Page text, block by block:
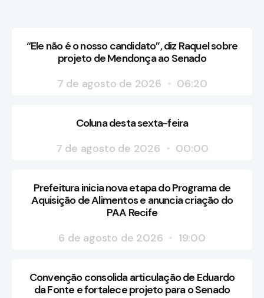
“Ele não é o nosso candidato”, diz Raquel sobre
projeto de Mendonça ao Senado
7 de agosto de 2026
06:20
Coluna desta sexta-feira
7 de agosto de 2026
00:00
Prefeitura inicia nova etapa do Programa de
Aquisição de Alimentos e anuncia criação do
PAA Recife
6 de agosto de 2026
19:00
Convenção consolida articulação de Eduardo
da Fonte e fortalece projeto para o Senado